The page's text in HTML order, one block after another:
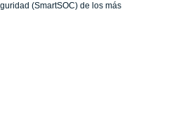
(SmartSOC) de los más